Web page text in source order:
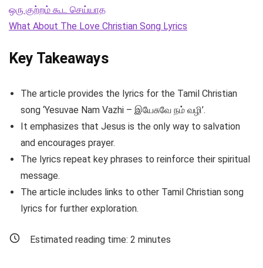
ஒரு குற்றம் கூட செய்யாத
What About The Love Christian Song Lyrics
Key Takeaways
The article provides the lyrics for the Tamil Christian
song ‘Yesuvae Nam Vazhi – இயேசுவே நம் வழி’.
It emphasizes that Jesus is the only way to salvation
and encourages prayer.
The lyrics repeat key phrases to reinforce their spiritual
message.
The article includes links to other Tamil Christian song
lyrics for further exploration.
Estimated reading time: 2 minutes